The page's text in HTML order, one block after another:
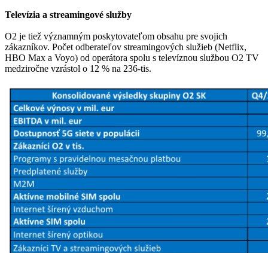
Televízia a streamingové služby
O2 je tiež významným poskytovateľom obsahu pre svojich
zákazníkov. Počet odberateľov streamingových služieb (Netflix,
HBO Max a Voyo) od operátora spolu s televíznou službou O2 TV
medziročne vzrástol o 12 % na 236-tis.